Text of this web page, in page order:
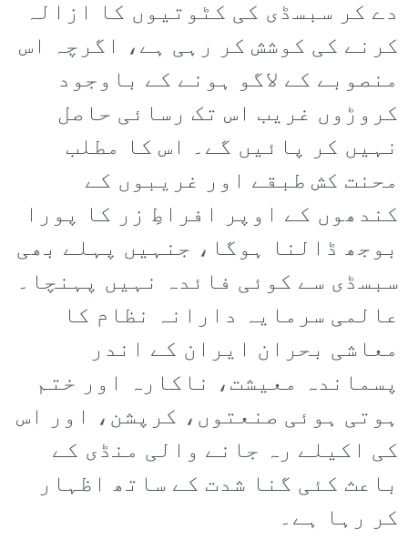
دے کر سبسڈی کی کٹوتیوں کا ازالہ
کرنے کی کوشش کر رہی ہے، اگرچہ اس
منصوبے کے لاگو ہونے کے باوجود
کروڑوں غریب اس تک رسائی حاصل
نہیں کر پائیں گے۔ اس کا مطلب
محنت کش طبقے اور غریبوں کے
کندھوں کے اوپر افراطِ زر کا پورا
بوجھ ڈالنا ہوگا، جنہیں پہلے بھی
سبسڈی سے کوئی فائدہ نہیں پہنچا۔
عالمی سرمایہ دارانہ نظام کا
معاشی بحران ایران کے اندر
پسماندہ معیشت، ناکارہ اور ختم
ہوتی ہوئی صنعتوں، کرپشن، اور اس
کی اکیلے رہ جانے والی منڈی کے
باعث کئی گنا شدت کے ساتھ اظہار
کر رہا ہے۔